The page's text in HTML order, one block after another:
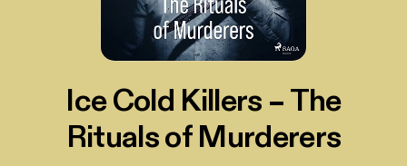
Ice Cold Killers – The
Rituals of Murderers